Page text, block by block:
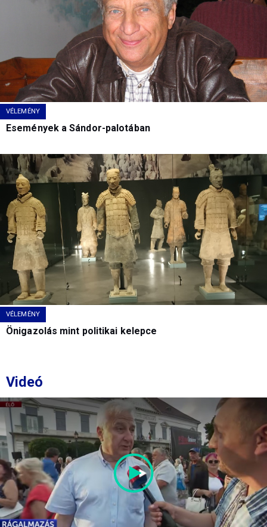
VÉLEMÉNY
Események a Sándor-palotában
VÉLEMÉNY
Önigazolás mint politikai kelepce
Videó